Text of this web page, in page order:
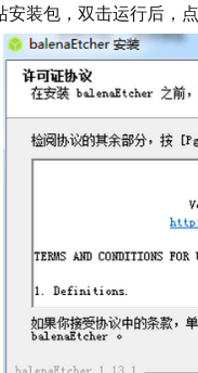
安装包，双击运行后，